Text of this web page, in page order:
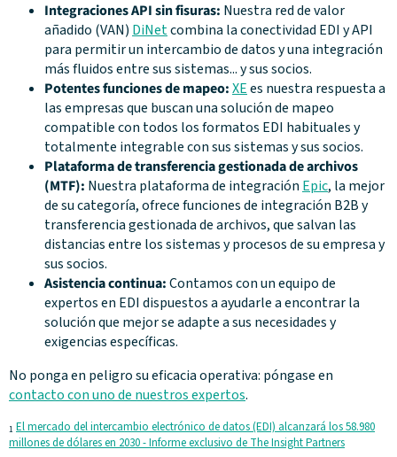
Integraciones API sin fisuras: Nuestra red de valor
añadido (VAN) DiNetcombina la conectividad EDI y API
para permitir un intercambio de datos y una integración
más fluidos entre sus sistemas... y sus socios.
Potentes funciones de mapeo:XEes nuestra respuesta a
las empresas que buscan una solución de mapeo
compatible con todos los formatos EDI habituales y
totalmente integrable con sus sistemas y sus socios.
Plataforma de transferencia gestionada de archivos
(MTF): Nuestra plataforma de integración Epic, la mejor
de su categoría, ofrece funciones de integración B2B y
transferencia gestionada de archivos, que salvan las
distancias entre los sistemas y procesos de su empresa y
sus socios.
Asistencia continua:Contamos con un equipo de
expertos en EDI dispuestos a ayudarle a encontrar la
solución que mejor se adapte a sus necesidades y
exigencias específicas.
No ponga en peligro su eficacia operativa: póngase en
contacto con uno de nuestros expertos.
1 El mercado del intercambio electrónico de datos (EDI) alcanzará los 58.980
millones de dólares en 2030 - Informe exclusivo de The Insight Partners